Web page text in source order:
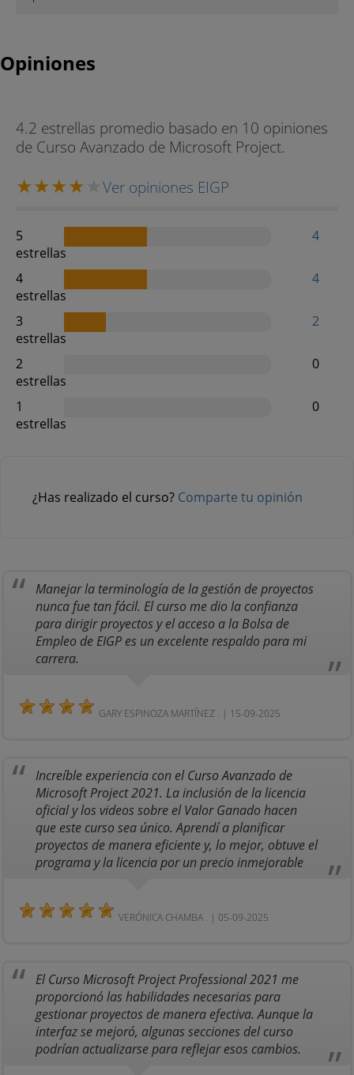
Opiniones
4.2 estrellas promedio basado en 10 opiniones
de Curso Avanzado de Microsoft Project.
Ver opiniones EIGP
5
estrellas
4
4
estrellas
4
3
estrellas
2
2
estrellas
0
1
estrellas
0
¿Has realizado el curso? Comparte tu opinión
Manejar la terminología de la gestión de proyectos
nunca fue tan fácil. El curso me dio la confianza
para dirigir proyectos y el acceso a la Bolsa de
Empleo de EIGP es un excelente respaldo para mi
carrera.
GARY ESPINOZA MARTÍNEZ . | 15-09-2025
Increíble experiencia con el Curso Avanzado de
Microsoft Project 2021. La inclusión de la licencia
oficial y los videos sobre el Valor Ganado hacen
que este curso sea único. Aprendí a planificar
proyectos de manera eficiente y, lo mejor, obtuve el
programa y la licencia por un precio inmejorable
VERÓNICA CHAMBA . | 05-09-2025
El Curso Microsoft Project Professional 2021 me
proporcionó las habilidades necesarias para
gestionar proyectos de manera efectiva. Aunque la
interfaz se mejoró, algunas secciones del curso
podrían actualizarse para reflejar esos cambios.